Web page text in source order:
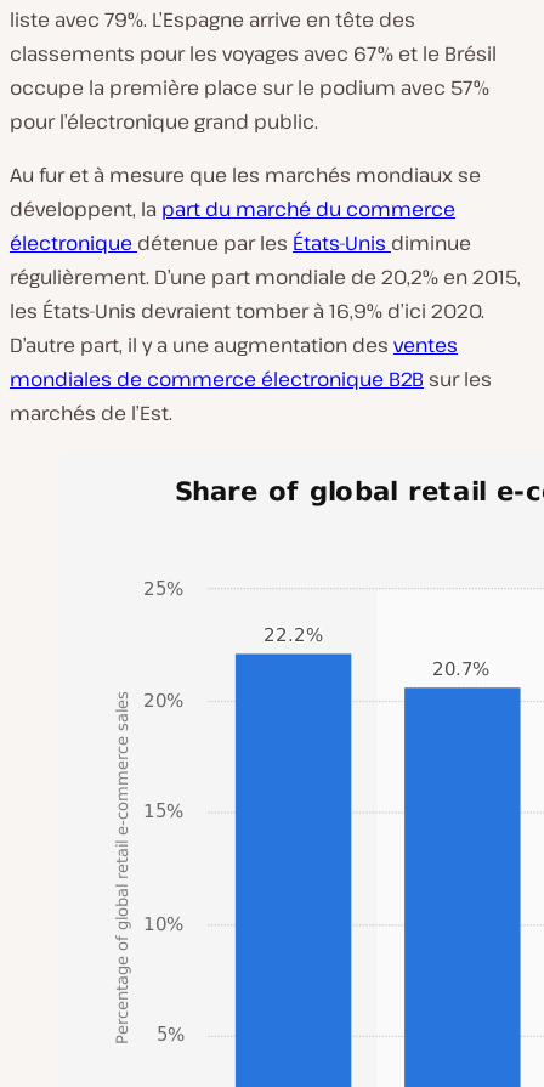
liste avec 79%. L’Espagne arrive en tête des
classements pour les voyages avec 67% et le Brésil
occupe la première place sur le podium avec 57%
pour l’électronique grand public.
Au fur et à mesure que les marchés mondiaux se
développent, la part du marché du commerce
électronique détenue par les États-Unis diminue
régulièrement. D’une part mondiale de 20,2% en 2015,
les États-Unis devraient tomber à 16,9% d’ici 2020.
D’autre part, il y a une augmentation des ventes
mondiales de commerce électronique B2B sur les
marchés de l’Est.